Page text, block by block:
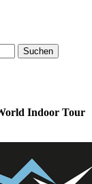
Suchen
Indoor Tour